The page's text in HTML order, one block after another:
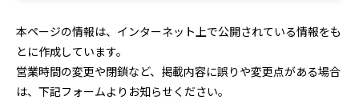
本ページの情報は、インターネット上で公開されている情報をも
とに作成しています。
営業時間の変更や閉鎖など、掲載内容に誤りや変更点がある場合
は、下記フォームよりお知らせください。